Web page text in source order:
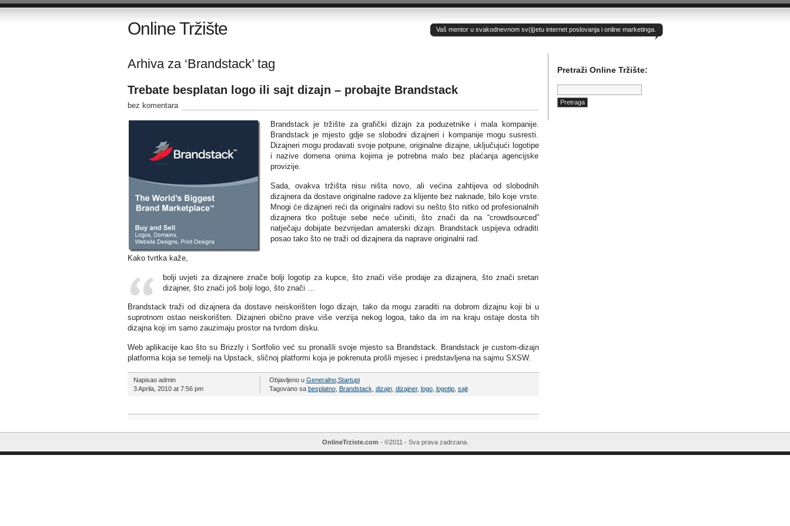
Online Tržište Vaš mentor u svakodnevnom sv(ij)etu internet poslovanja i online marketinga.
Arhiva za ‘Brandstack’ tag
Trebate besplatan logo ili sajt dizajn – probajte Brandstack
bez komentara
Brandstack je tržište za grafički dizajn za poduzetnike i mala kompanije.
Brandstack je mjesto gdje se slobodni dizajneri i kompanije mogu susresti.
Dizajneri mogu prodavati svoje potpune, originalne dizajne, uključujući logotipe
i nazive domena onima kojima je potrebna malo bez plaćanja agencijske
provizije.
Sada, ovakva tržišta nisu ništa novo, ali većina zahtijeva od slobodnih
dizajnera da dostave originalne radove za klijente bez naknade, bilo koje vrste.
Mnogi će dizajneri reći da originalni radovi su nešto što nitko od profesionalnih
dizajnera tko poštuje sebe neće učiniti, što znači da na “crowdsourced”
natječaju dobijate bezvrijedan amaterski dizajn. Brandstack uspijeva odraditi
posao tako što ne traži od dizajnera da naprave originalni rad.
Kako tvrtka kaže,
bolji uvjeti za dizajnere znače bolji logotip za kupce, što znači više prodaje za dizajnera, što znači sretan
dizajner, što znači još bolji logo, što znači …
Brandstack traži od dizajnera da dostave neiskorišten logo dizajn, tako da mogu zaraditi na dobrom dizajnu koji bi u
suprotnom ostao neiskorišten. Dizajneri obično prave više verzija nekog logoa, tako da im na kraju ostaje dosta tih
dizajna koji im samo zauzimaju prostor na tvrdom disku.
Web aplikacije kao što su Brizzly i Sortfolio već su pronašli svoje mjesto sa Brandstack. Brandstack je custom-dizajn
platforma koja se temelji na Upstack, sličnoj platformi koja je pokrenuta prošli mjesec i predstavljena na sajmu SXSW.
Napisao admin
3 Aprila, 2010 at 7:56 pm
Objavljeno u Generalno, Startupi
Tagovano sa besplatno, Brandstack dizajn, dizajner, logo, logotip, sajt
Pretraži Online Tržište:
Pretraga:
OnlineTrziste.com - ©2011 - Sva prava zadrzana.